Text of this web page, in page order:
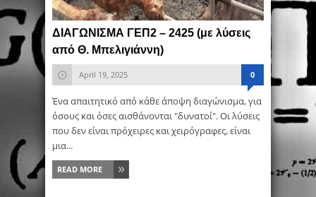
ΔΙΑΓΩΝΙΣΜΑ ΓΕΠ2 – 2425 (με λύσεις
από Θ. Μπελιγιάννη)
April 19, 2025 0
Ένα απαιτητικό από κάθε άποψη διαγώνισμα, για
όσους και όσες αισθάνονται "δυνατοί". Οι λύσεις
που δεν είναι πρόχειρες και χειρόγραφες, είναι
μια...
READ MORE